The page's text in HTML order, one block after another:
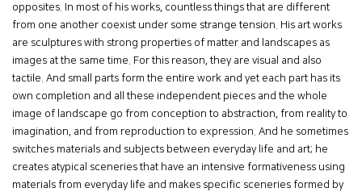
opposites. In most of his works, countless things that are different
from one another coexist under some strange tension. His art works
are sculptures with strong properties of matter and landscapes as
images at the same time. For this reason, they are visual and also
tactile. And small parts form the entire work and yet each part has its
own completion and all these independent pieces and the whole
image of landscape go from conception to abstraction, from reality to
imagination, and from reproduction to expression. And he sometimes
switches materials and subjects between everyday life and art; he
creates atypical sceneries that have an intensive formativeness using
materials from everyday life and makes specific sceneries formed by